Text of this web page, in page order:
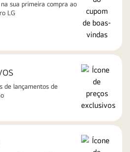
sua primeira compra ao
LG
de lançamentos de